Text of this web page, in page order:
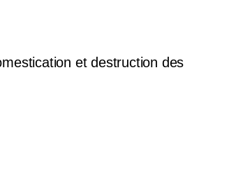
et destruction des